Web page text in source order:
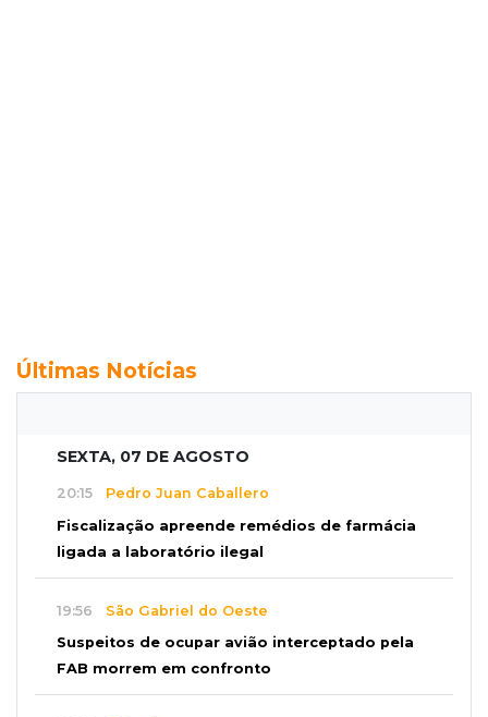
Últimas Notícias
SEXTA, 07 DE AGOSTO
20:15 Pedro Juan Caballero
Fiscalização apreende remédios de farmácia
ligada a laboratório ilegal
19:56 São Gabriel do Oeste
Suspeitos de ocupar avião interceptado pela
FAB morrem em confronto